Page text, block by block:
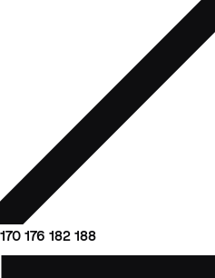
170 176 182 188